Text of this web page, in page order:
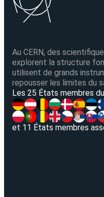
Au CERN, des
explorent la structure
utilisent de grands
repousser les limites du
Les 25 États membres du
et 11 États membres